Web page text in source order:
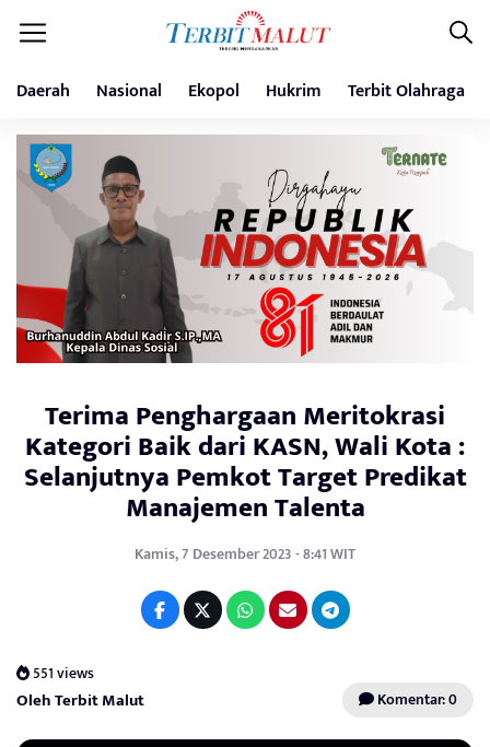
Daerah Nasional Ekopol Hukrim Terbit Olahraga
Terima Penghargaan Meritokrasi
Kategori Baik dari KASN, Wali Kota :
Selanjutnya Pemkot Target Predikat
Manajemen Talenta
Kamis, 7 Desember 2023 - 8:41 WIT
551 views
Oleh Terbit Malut Komentar: 0